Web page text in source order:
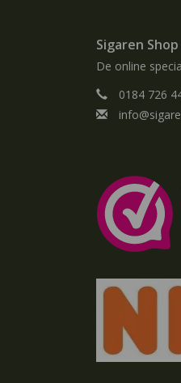
Sigaren Shop
De online
0184 726